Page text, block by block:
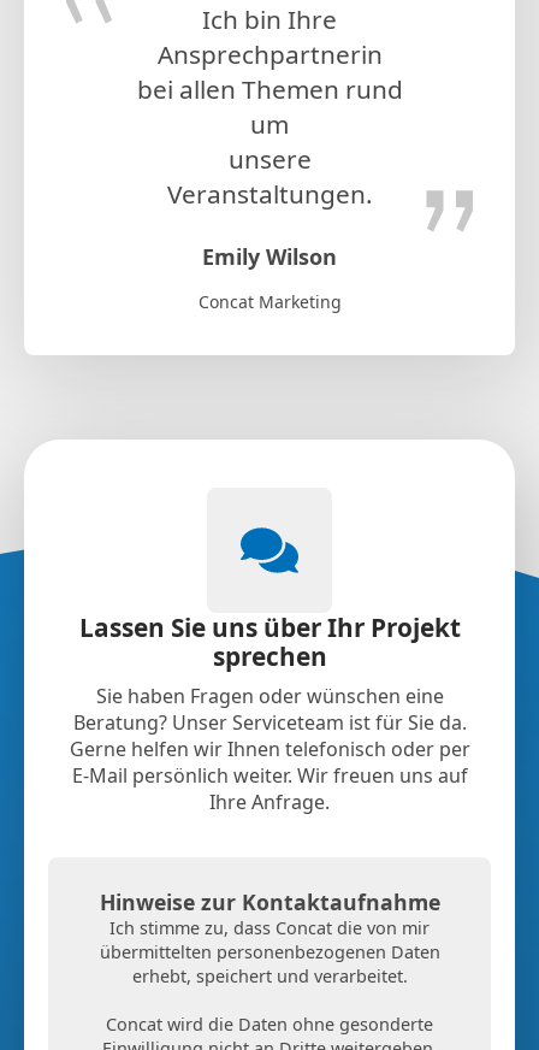
Ich bin Ihre
Ansprechpartnerin
bei allen Themen rund
um
unsere
Veranstaltungen.
Emily Wilson
Concat Marketing
Lassen Sie uns über Ihr Projekt
sprechen
Sie haben Fragen oder wünschen eine
Beratung? Unser Serviceteam ist für Sie da.
Gerne helfen wir Ihnen telefonisch oder per
E-Mail persönlich weiter. Wir freuen uns auf
Ihre Anfrage.
Hinweise zur Kontaktaufnahme
Ich stimme zu, dass Concat die von mir
übermittelten personenbezogenen Daten
erhebt, speichert und verarbeitet.
Concat wird die Daten ohne gesonderte